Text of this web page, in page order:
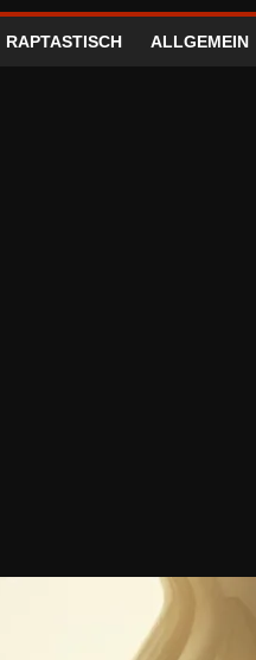
RAPTASTISCH ALLGEMEIN